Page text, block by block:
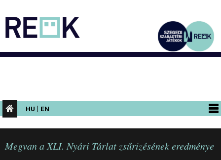
HU | EN
PROGRAMOK
KIÁLLÍTÁSOK
Megvan a XLI. Nyári Tárlat zsűrizésének eredménye